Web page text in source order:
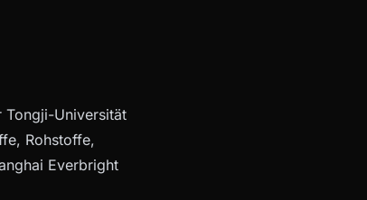
Tongji-Universität
Rohstoffe,
Everbright